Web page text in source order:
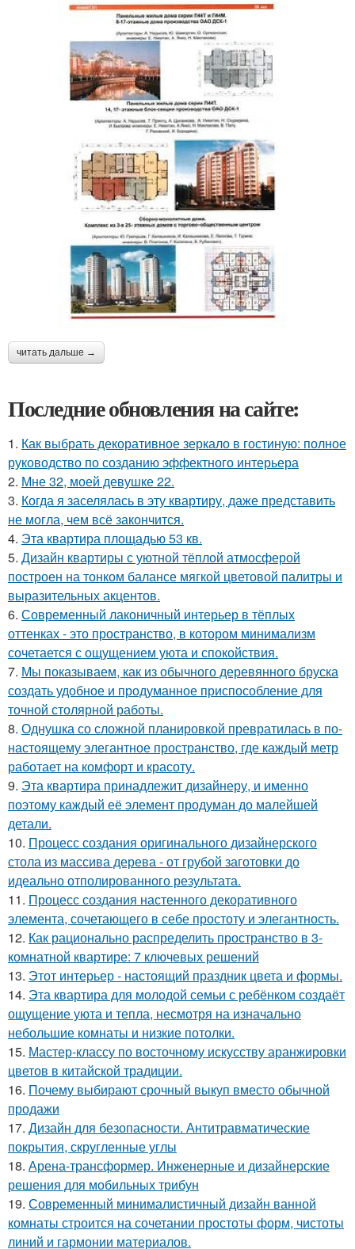
читать дальше →
Последние обновления на сайте:
1. Как выбрать декоративное зеркало в гостиную: полное
руководство по созданию эффектного интерьера
2. Мне 32, моей девушке 22.
3. Когда я заселялась в эту квартиру, даже представить
не могла, чем всё закончится.
4. Эта квартира площадью 53 кв.
5. Дизайн квартиры с уютной тёплой атмосферой
построен на тонком балансе мягкой цветовой палитры и
выразительных акцентов.
6. Современный лаконичный интерьер в тёплых
оттенках - это пространство, в котором минимализм
сочетается с ощущением уюта и спокойствия.
7. Мы показываем, как из обычного деревянного бруска
создать удобное и продуманное приспособление для
точной столярной работы.
8. Однушка со сложной планировкой превратилась в по-
настоящему элегантное пространство, где каждый метр
работает на комфорт и красоту.
9. Эта квартира принадлежит дизайнеру, и именно
поэтому каждый её элемент продуман до малейшей
детали.
10. Процесс создания оригинального дизайнерского
стола из массива дерева - от грубой заготовки до
идеально отполированного результата.
11. Процесс создания настенного декоративного
элемента, сочетающего в себе простоту и элегантность.
12. Как рационально распределить пространство в 3-
комнатной квартире: 7 ключевых решений
13. Этот интерьер - настоящий праздник цвета и формы.
14. Эта квартира для молодой семьи с ребёнком создаёт
ощущение уюта и тепла, несмотря на изначально
небольшие комнаты и низкие потолки.
15. Мастер-классу по восточному искусству аранжировки
цветов в китайской традиции.
16. Почему выбирают срочный выкуп вместо обычной
продажи
17. Дизайн для безопасности. Антитравматические
покрытия, скругленные углы
18. Арена-трансформер. Инженерные и дизайнерские
решения для мобильных трибун
19. Современный минималистичный дизайн ванной
комнаты строится на сочетании простоты форм, чистоты
линий и гармонии материалов.